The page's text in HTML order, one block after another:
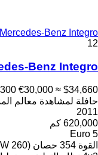
Mercedes-Benz Integro
12
Benz Integro
€30,000 ≈ $34,660
حافلة لمشاهدة معالم
2011
620,000 كم
Euro 5
القوة 354 حصان (260 kW)